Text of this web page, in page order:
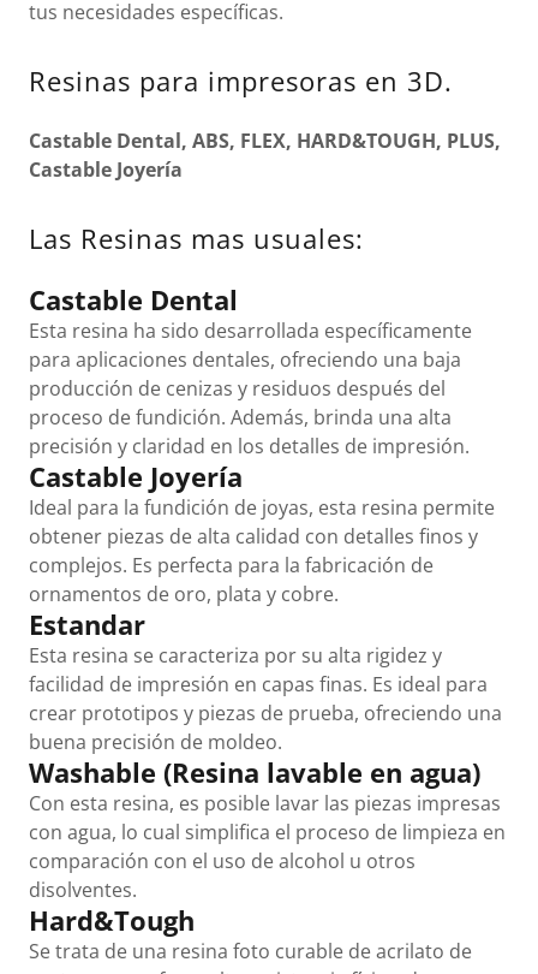
tus necesidades específicas.
Resinas para impresoras en 3D.
Castable Dental, ABS, FLEX, HARD&TOUGH, PLUS,
Castable Joyería
Las Resinas mas usuales:
Castable Dental
Esta resina ha sido desarrollada específicamente
para aplicaciones dentales, ofreciendo una baja
producción de cenizas y residuos después del
proceso de fundición. Además, brinda una alta
precisión y claridad en los detalles de impresión.
Castable Joyería
Ideal para la fundición de joyas, esta resina permite
obtener piezas de alta calidad con detalles finos y
complejos. Es perfecta para la fabricación de
ornamentos de oro, plata y cobre.
Estandar
Esta resina se caracteriza por su alta rigidez y
facilidad de impresión en capas finas. Es ideal para
crear prototipos y piezas de prueba, ofreciendo una
buena precisión de moldeo.
Washable (Resina lavable en agua)
Con esta resina, es posible lavar las piezas impresas
con agua, lo cual simplifica el proceso de limpieza en
comparación con el uso de alcohol u otros
disolventes.
Hard&Tough
Se trata de una resina foto curable de acrilato de